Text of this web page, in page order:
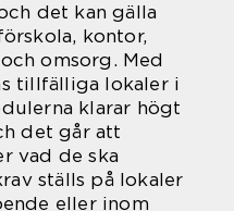
det kan gälla
kontor,
omsorg. Med
tillfälliga lokaler i
klarar högt
det går att
vad de ska
ställs på lokaler
eller inom